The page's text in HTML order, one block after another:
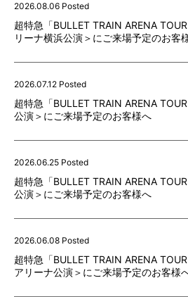
2026.08.06 Posted
超特急「BULLET TRAIN ARENA
リーナ横浜公演＞にご来場予定のお客
2026.07.12 Posted
超特急「BULLET TRAIN ARENA
公演＞にご来場予定のお客様へ
2026.06.25 Posted
超特急「BULLET TRAIN ARENA
公演＞にご来場予定のお客様へ
2026.06.08 Posted
超特急「BULLET TRAIN ARENA
アリーナ公演＞にご来場予定のお客様